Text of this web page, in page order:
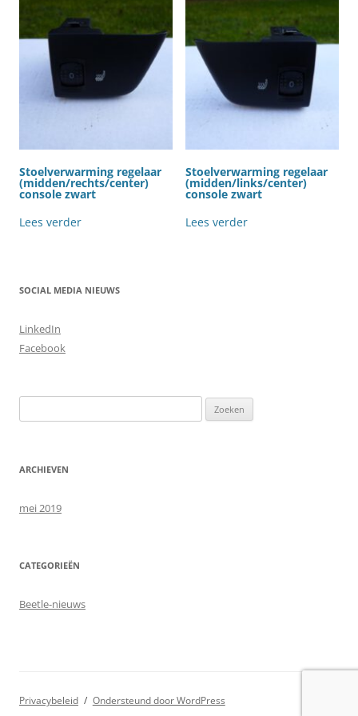
Stoelverwarming regelaar
(midden/rechts/center)
console zwart
Lees verder
Stoelverwarming regelaar
(midden/links/center)
console zwart
Lees verder
SOCIAL MEDIA NIEUWS
LinkedIn
Facebook
naar:
ARCHIEVEN
mei 2019
CATEGORIEËN
Beetle-nieuws
Privacybeleid Ondersteund door WordPress